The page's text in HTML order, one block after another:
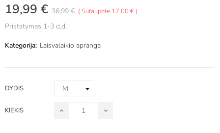
19,99 € 36,99 € Sutaupote 17,00 €
Pristatymas 1-3 d.d.
Kategorija: Laisvalaikio apranga
DYDIS
KIEKIS